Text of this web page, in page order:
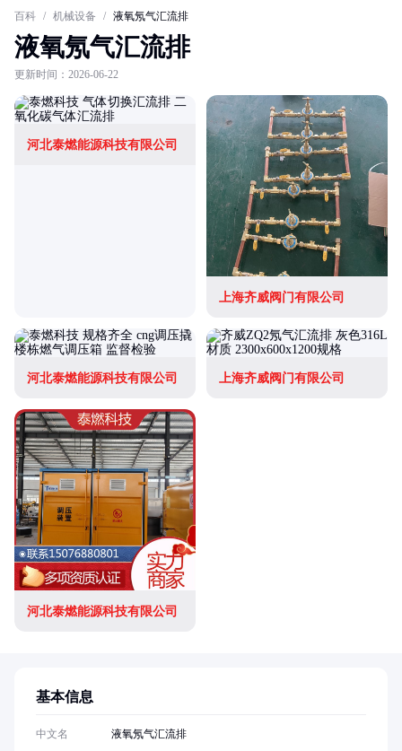
百科 / 机械设备 / 液氧氖气汇流排
液氧氖气汇流排
更新时间：2026-06-22
河北泰燃能源科技有限公司
上海齐威阀门有限公司
河北泰燃能源科技有限公司 上海齐威阀门有限公司
河北泰燃能源科技有限公司
基本信息
中文名
液氧氖气汇流排